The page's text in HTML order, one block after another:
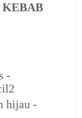
KEBAB
-
hijau -